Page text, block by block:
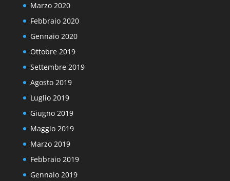
Marzo 2020
Febbraio 2020
Gennaio 2020
Ottobre 2019
Settembre 2019
Agosto 2019
Luglio 2019
Giugno 2019
Maggio 2019
Marzo 2019
Febbraio 2019
Gennaio 2019